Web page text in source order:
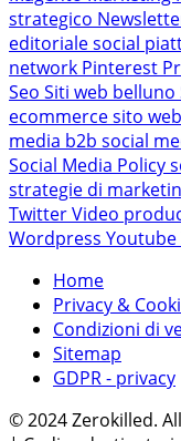
strategico
editoriale social
network Pinterest
Seo Siti web belluno
ecommercesito
media b2b social
Social Media Policy
strategie di
TwitterVideo
Wordpress Youtube
Home
Privacy &
Condizioni di
Sitemap
GDPR - privacy
© 2024 Zerokilled.